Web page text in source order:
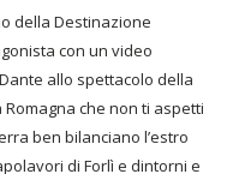
della Destinazione
con un video
allo spettacolo della
che non ti aspetti
ben bilanciano l’estro
di Forlì e dintorni e